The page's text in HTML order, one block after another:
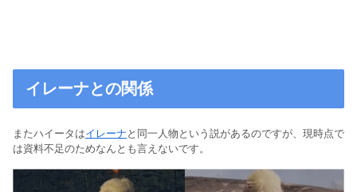
イレーナとの関係
またハイータはイレーナ と同一人物という説があるのですが、現時点で
は資料不足のためなんとも言えないです。